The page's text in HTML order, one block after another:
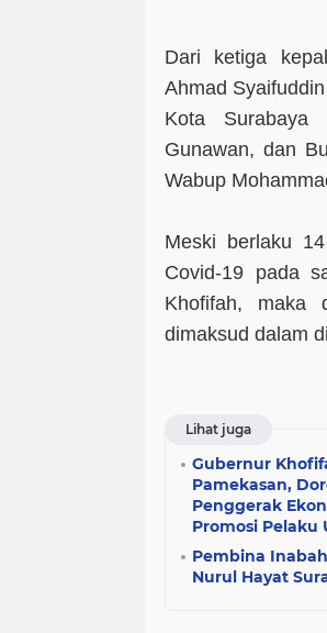
Dari ketiga
Ahmad
Kota Surabaya
Gunawan, dan
Wabup
Meski berlaku
Covid-19 pada
Khofifah, maka
dimaksud dalam
Lihat juga
Gubernur
Pamekasan,
Penggerak
Promosi Pelaku
Pembina
Nurul Hayat